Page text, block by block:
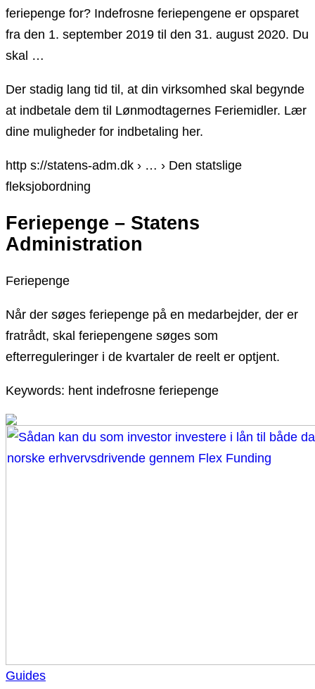
feriepenge for? Indefrosne feriepengene er opsparet
fra den 1. september 2019 til den 31. august 2020. Du
skal …
Der stadig lang tid til, at din virksomhed skal begynde
at indbetale dem til Lønmodtagernes Feriemidler. Lær
dine muligheder for indbetaling her.
http s://statens-adm.dk › … › Den statslige
fleksjobordning
Feriepenge – Statens
Administration
Feriepenge
Når der søges feriepenge på en medarbejder, der er
fratrådt, skal feriepengene søges som
efterreguleringer i de kvartaler de reelt er optjent.
Keywords: hent indefrosne feriepenge
Guides